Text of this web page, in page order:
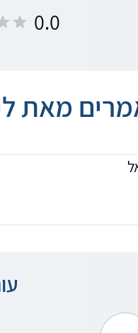
0.0
מאת